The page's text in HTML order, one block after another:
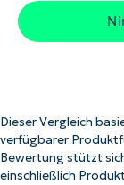
Dieser Vergleich
verfügbarer
Bewertung stützt
einschließlich